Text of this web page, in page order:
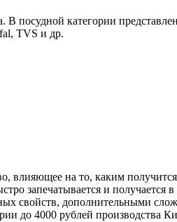
посудной категории
TVS и др.
влияющее на то, каким
запечатывается и получается
свойств, дополнительными
до 4000 рублей производства